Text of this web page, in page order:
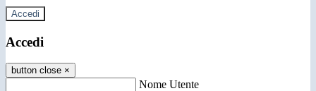
Accedi
Accedi
button close ×
Nome Utente